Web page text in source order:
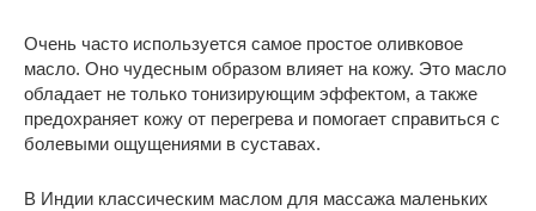
Очень часто используется самое простое оливковое
масло. Оно чудесным образом влияет на кожу. Это масло
обладает не только тонизирующим эффектом, а также
предохраняет кожу от перегрева и помогает справиться с
болевыми ощущениями в суставах.
В Индии классическим маслом для массажа маленьких